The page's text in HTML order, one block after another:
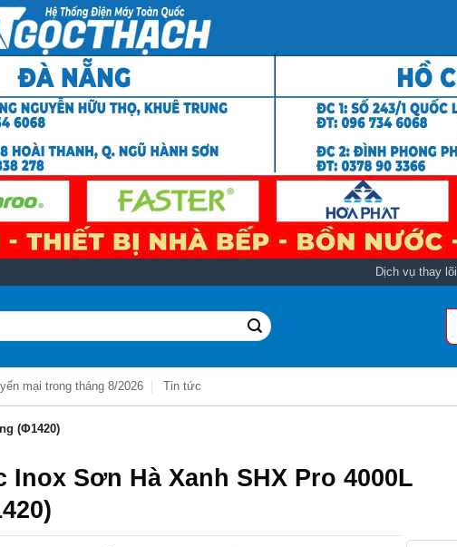
Dịch vụ thay lõi
mại trong tháng 8/2026 Tin tức
(Φ1420)
Sơn Hà Xanh SHX Pro 4000L